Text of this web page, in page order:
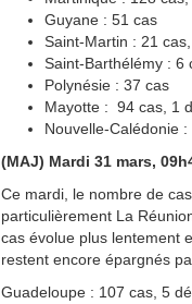
Guyane : 51 cas
Saint-Martin : 21
Saint-Barthélémy : 6
Polynésie : 37 cas
Mayotte : 94 cas, 1
Nouvelle-Calédonie :
(MAJ) Mardi 31 mars,
Ce mardi, le nombre de
particulièrement La
cas évolue plus lentement
restent encore épargnés
Guadeloupe : 107 cas, 5